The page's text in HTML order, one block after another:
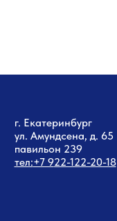
г. Екатеринбург
ул. Амундсена, д. 65
павильон 239
тел:+7 922-122-20-18